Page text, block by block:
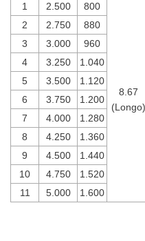
1
2.500 800
8.67
(Longo)
2 2.750 880
3
3.000 960
4
3.250 1.040
5
3.500 1.120
6
3.750 1.200
7
4.000 1.280
8
4.250 1.360
9
4.500 1.440
10
4.750 1.520
11
5.000 1.600